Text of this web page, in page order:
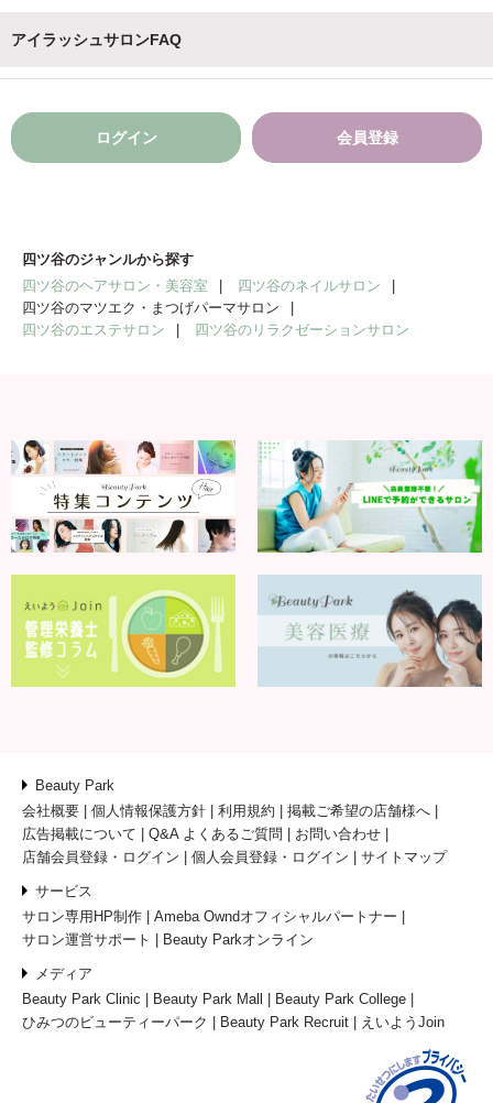
アイラッシュサロンFAQ
ログイン 会員登録
四ツ谷のジャンルから探す
四ツ谷のヘアサロン・美容室
四ツ谷のネイルサロン
四ツ谷のマツエク・まつげパーマサロン
四ツ谷のエステサロン
四ツ谷のリラクゼーションサロン
Beauty Park
会社概要
個人情報保護方針 利用規約
掲載ご希望の店舗様へ
広告掲載について
Q&A よくあるご質問
お問い合わせ
店舗会員登録・ログイン
個人会員登録・ログイン サイトマップ
サービス
サロン専用HP制作
Ameba Owndオフィシャルパートナー
サロン運営サポート
Beauty Parkオンライン
メディア
Beauty Park Clinic
Beauty Park Mall
Beauty Park College
ひみつのビューティーパーク
Beauty Park Recruit えいようJoin